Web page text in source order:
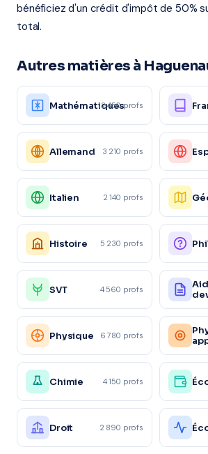
bénéficiez d'un crédit d'impôt de 50%
total.
Autres matières à
Mathématiques
12 450 profs
Allemand 3 210 profs
Italien 2 140 profs
Histoire 5 230 profs
SVT 4 560 profs
Physique 6 780 profs
Chimie 4 150 profs
Droit 2 890 profs